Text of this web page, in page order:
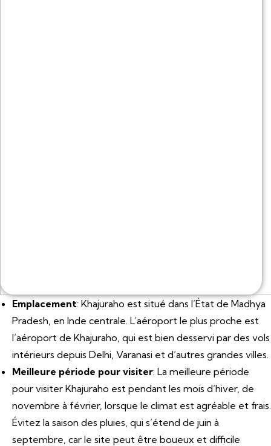
Emplacement: Khajuraho est situé dans l’État de Madhya
Pradesh, en Inde centrale. L’aéroport le plus proche est
l’aéroport de Khajuraho, qui est bien desservi par des vols
intérieurs depuis Delhi, Varanasi et d’autres grandes villes.
Meilleure période pour visiter: La meilleure période
pour visiter Khajuraho est pendant les mois d’hiver, de
novembre à février, lorsque le climat est agréable et frais.
Évitez la saison des pluies, qui s’étend de juin à
septembre, car le site peut être boueux et difficile